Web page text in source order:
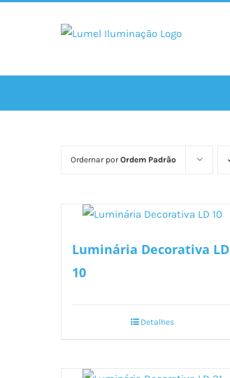
Ordernar porOrdem Padrão
Luminária Decorativa LD
10
Detalhes